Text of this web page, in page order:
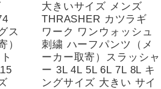
ス
）
大きいサイズ メンズ
THRASHER カツラギ
ワーク ワンウォッシュ
刺繍 ハーフパンツ（メ
ーカー取寄）スラッシャ
ー 3L 4L 5L 6L 7L 8L キ
ングサイズ 大きい サイ